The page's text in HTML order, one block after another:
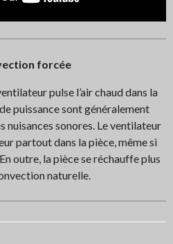
forcée
pulse l’air chaud dans la
puissance sont généralement
nuisances sonores. Le ventilateur
partout dans la pièce, même si
outre, la pièce se réchauffe plus
naturelle.